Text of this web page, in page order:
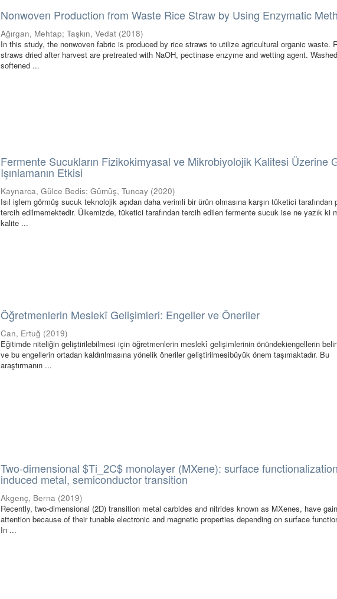
Nonwoven Production from Waste Rice Straw by Using Enzymatic
Ağırgan, Mehtap;Taşkın, Vedat (2018)
In this study, the nonwoven fabric is produced by rice straws to utilize agricultural organic waste.
straws dried after harvest are pretreated with NaOH, pectinase enzyme and wetting agent.
softened ...
Fermente Sucukların Fizikokimyasal ve Mikrobiyolojik Kalitesi Üzerine
Işınlamanın Etkisi
Kaynarca, Gülce Bedis;Gümüş, Tuncay (2020)
Isıl işlem görmüş sucuk teknolojik açıdan daha verimli bir ürün olmasına karşın tüketici tarafından
tercih edilmemektedir. Ülkemizde, tüketici tarafından tercih edilen fermente sucuk ise ne yazık ki
kalite ...
Öğretmenlerin Meslekî Gelişimleri: Engeller ve Öneriler
Can, Ertuğ (2019)
Eğitimde niteliğin geliştirilebilmesi için öğretmenlerin meslekî gelişimlerinin önündekiengellerin
ve bu engellerin ortadan kaldırılmasına yönelik öneriler geliştirilmesibüyük önem taşımaktadır. Bu
araştırmanın ...
Two-dimensional $Ti_2C$ monolayer (MXene): surface
induced metal, semiconductor transition
Akgenç, Berna (2019)
Recently, two-dimensional (2D) transition metal carbides and nitrides known as MXenes, have
attention because of their tunable electronic and magnetic properties depending on surface
In ...